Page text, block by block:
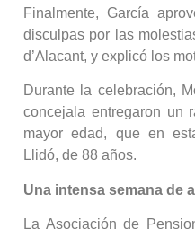
Finalmente, García
disculpas por las
d’Alacant, y explicó los
Durante la celebración,
concejala entregaron un
mayor edad, que en
Llidó, de 88 años.
Una intensa semana de
La Asociación de